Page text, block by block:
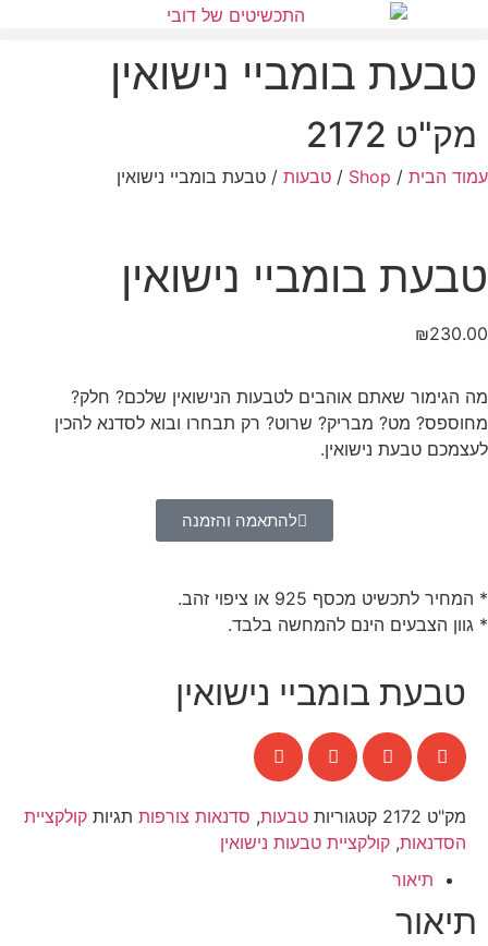
טבעת בומביי נישואין
מק"ט 2172
עמוד הבית /
Shop
/ טבעות / טבעת בומביי נישואין
טבעת בומביי נישואין
₪230.00
מה הגימור שאתם אוהבים לטבעות הנישואין שלכם? חלק?
מחוספס? מט? מבריק? שרוט? רק תבחרו ובוא לסדנא להכין
לעצמכם טבעת נישואין.
להתאמה והזמנה
* המחיר לתכשיט מכסף 925 או ציפוי זהב.
* גוון הצבעים הינם להמחשה בלבד.
טבעת בומביי נישואין
מק"ט 2172 קטגוריות טבעות, סדנאות צורפות תגיות קולקציית
הסדנאות, קולקציית טבעות נישואין
תיאור
תיאור